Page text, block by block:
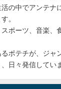
の中でアンテナ
。
ポーツ、音楽、
ポテチが、ジャ
日々発信してい